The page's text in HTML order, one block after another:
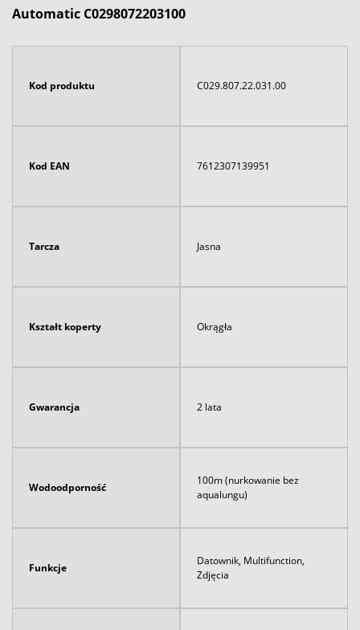
Automatic C0298072203100
Kod produktu C029.807.22.031.00
Kod EAN 7612307139951
Tarcza Jasna
Kształt koperty Okrągła
Gwarancja 2 lata
Wodoodporność
100m (nurkowanie bez
aqualungu)
Funkcje
Datownik, Multifunction,
Zdjęcia